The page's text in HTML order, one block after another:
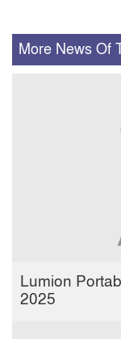
More News Of
Lumion
2025